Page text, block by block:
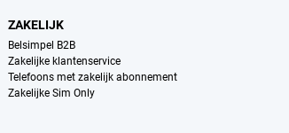
ZAKELIJK
Belsimpel B2B
Zakelijke klantenservice
Telefoons met zakelijk abonnement
Zakelijke Sim Only